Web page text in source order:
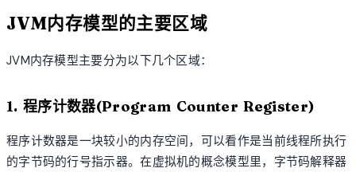
JVM内存模型的主要区域
JVM内存模型主要分为以下几个区域：
1. 程序计数器(Program Counter Register)
程序计数器是一块较小的内存空间，可以看作是当前线程所执行
的字节码的行号指示器。在虚拟机的概念模型里，字节码解释器